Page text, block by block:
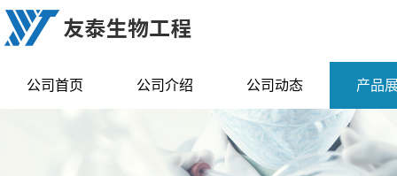
公司首页 公司介绍 公司动态 产品